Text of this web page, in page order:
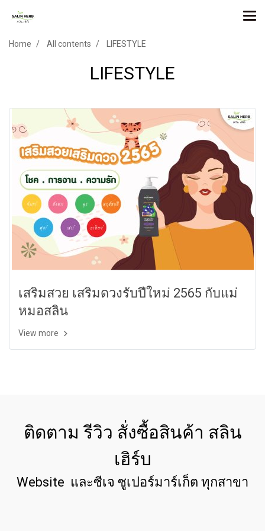
Home All contents LIFESTYLE
LIFESTYLE
เสริมสวย เสริมดวงรับปีใหม่ 2565 กับแม่
หมอสลิน
View more
ติดตาม รีวิว สั่งซื้อสินค้า สลิน
เฮิร์บ
Website และซีเจ ซูเปอร์มาร์เก็ต ทุกสาขา